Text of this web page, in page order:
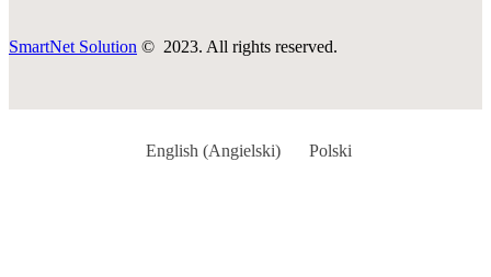
SmartNet Solution © 2023. All rights reserved.
English (Angielski) Polski